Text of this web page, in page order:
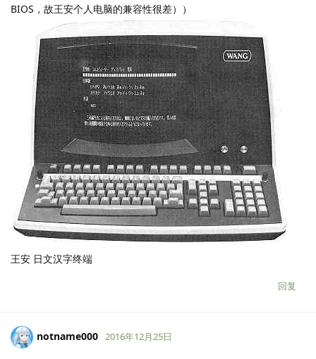
BIOS，故王安个人电脑的兼容性很差））
王安 日文汉字终端
回复
notname000 2016年12月25日